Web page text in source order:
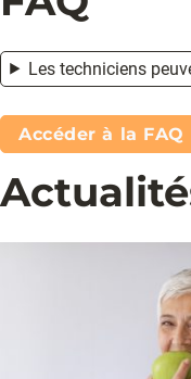
Les techniciens
Accéder à la FAQ